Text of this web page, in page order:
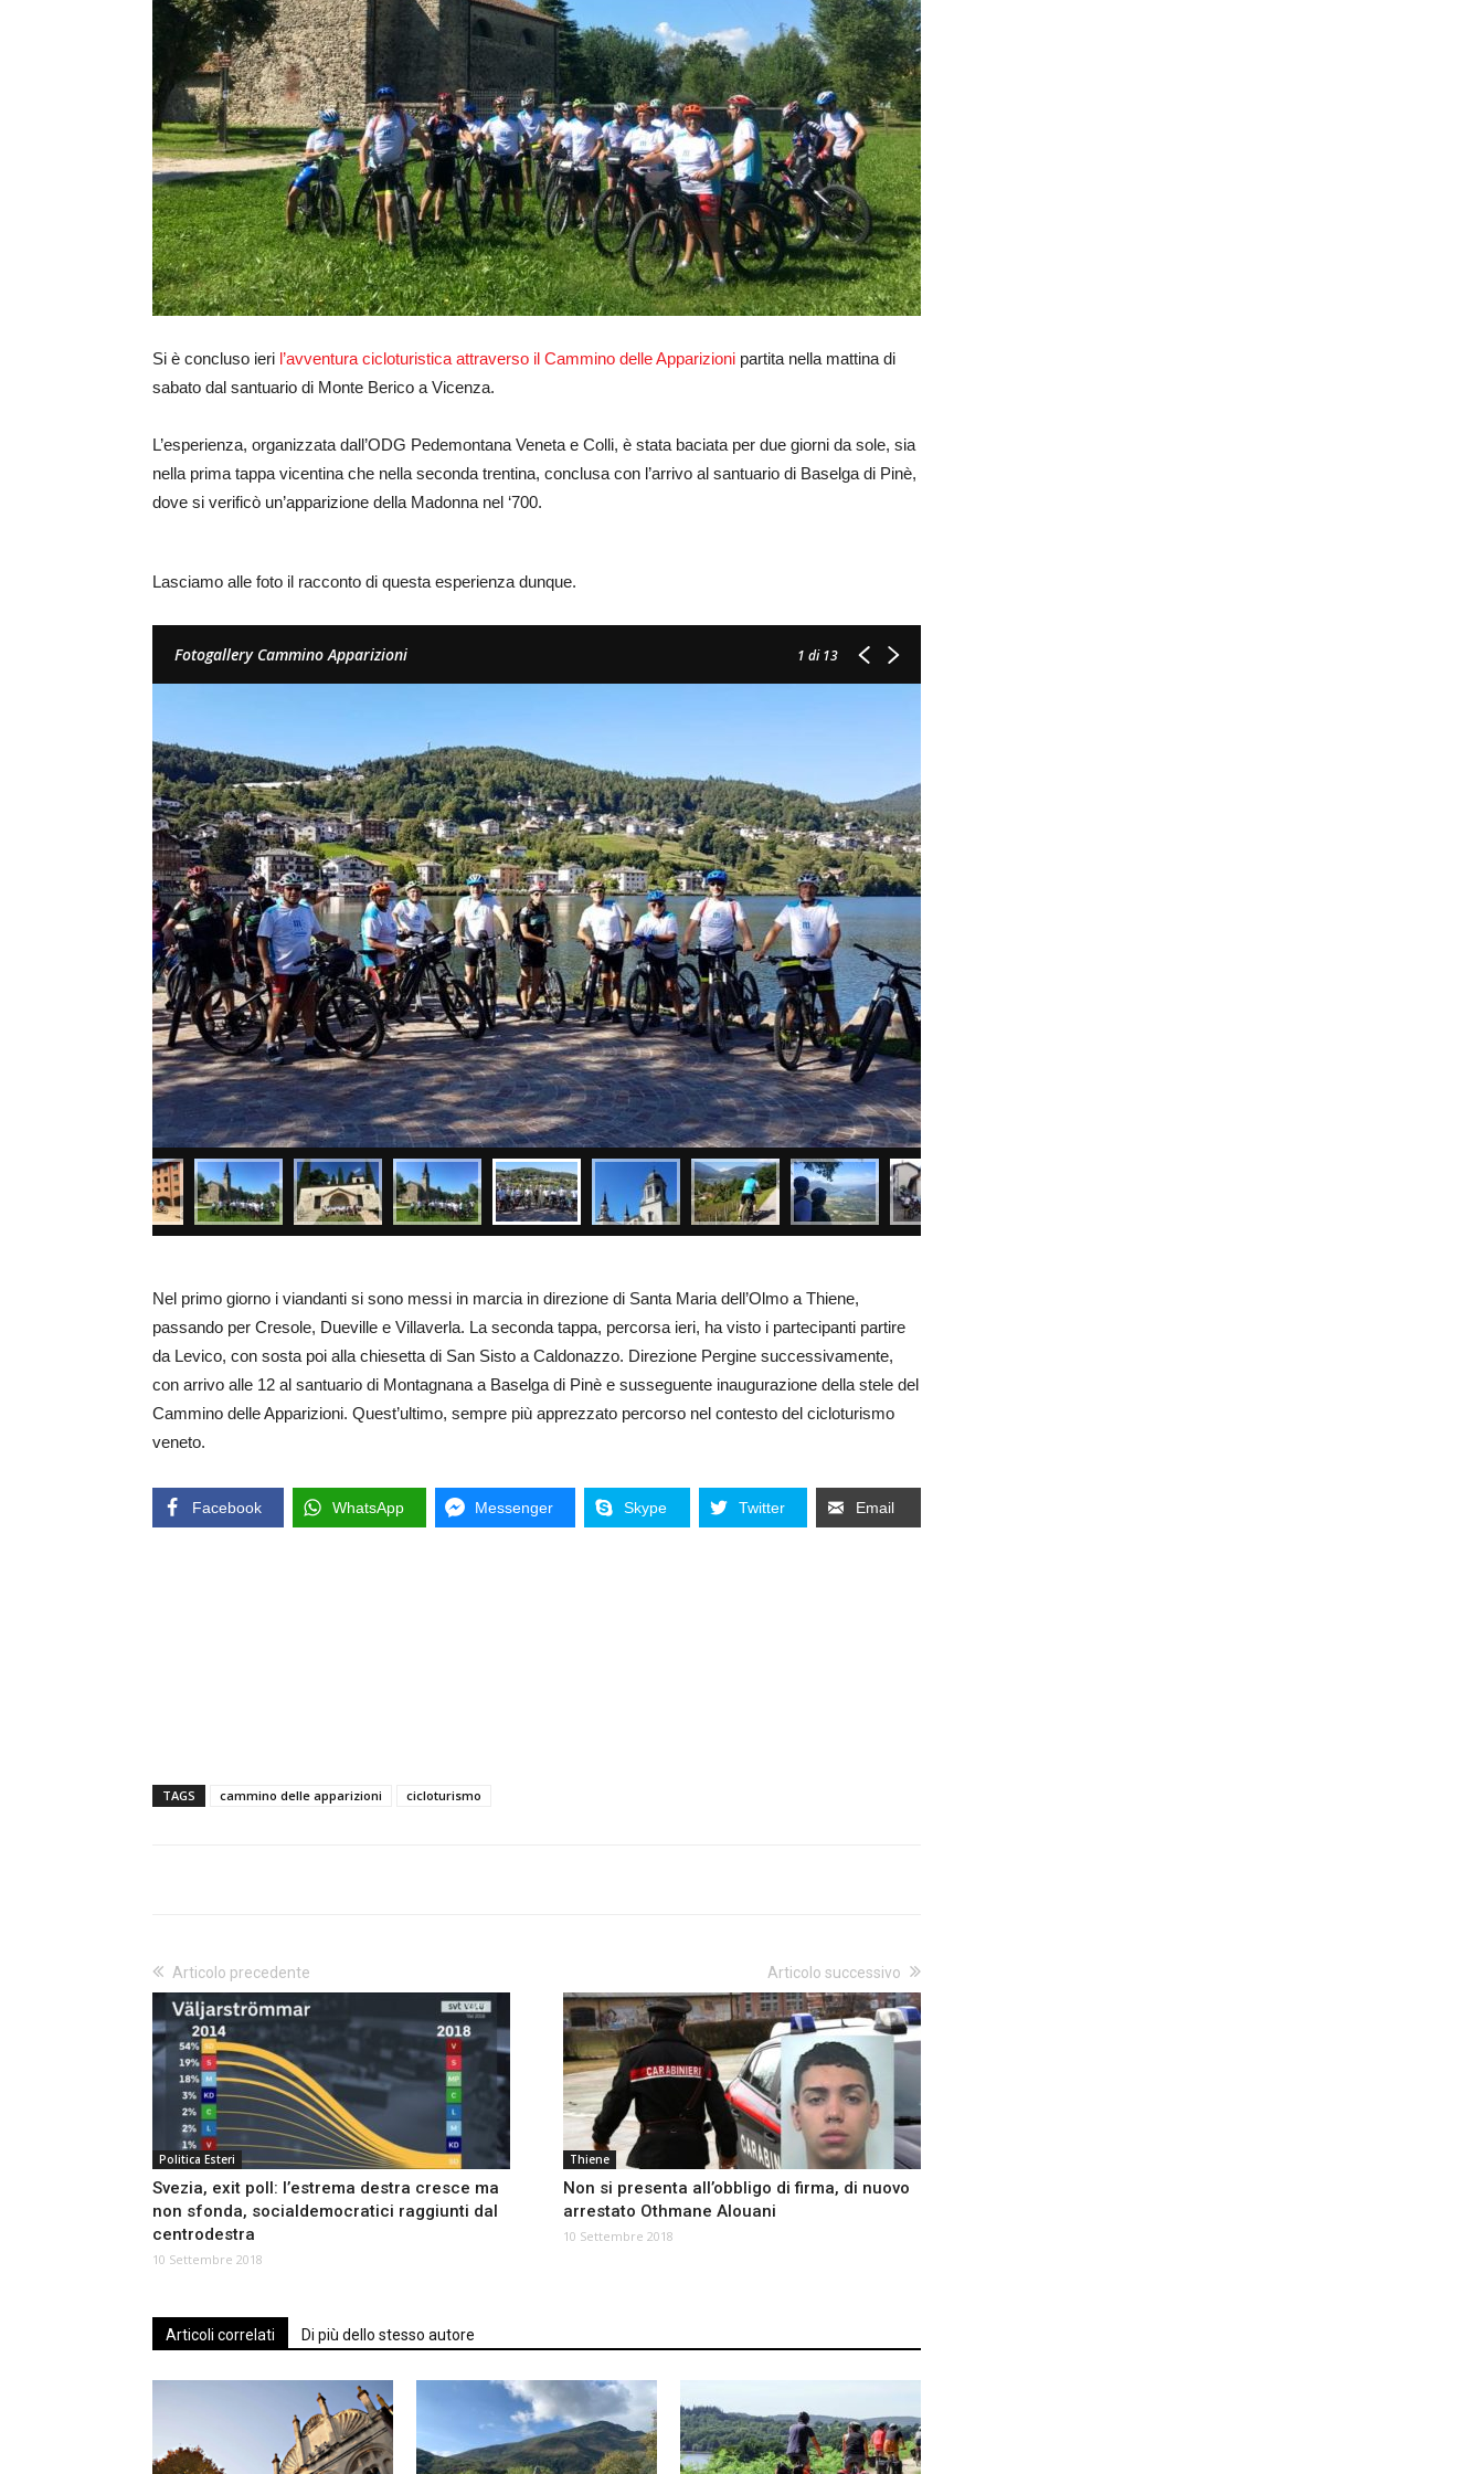
Si è concluso ieri l’avventura cicloturistica attraverso il Cammino delle Apparizioni partita nella mattina di
sabato dal santuario di Monte Berico a Vicenza.
L’esperienza, organizzata dall’ODG Pedemontana Veneta e Colli, è stata baciata per due giorni da sole, sia
nella prima tappa vicentina che nella seconda trentina, conclusa con l’arrivo al santuario di Baselga di Pinè,
dove si verificò un’apparizione della Madonna nel ‘700.
Lasciamo alle foto il racconto di questa esperienza dunque.
Fotogallery Cammino Apparizioni 1 di 13
Nel primo giorno i viandanti si sono messi in marcia in direzione di Santa Maria dell’Olmo a Thiene,
passando per Cresole, Dueville e Villaverla. La seconda tappa, percorsa ieri, ha visto i partecipanti partire
da Levico, con sosta poi alla chiesetta di San Sisto a Caldonazzo. Direzione Pergine successivamente,
con arrivo alle 12 al santuario di Montagnana a Baselga di Pinè e susseguente inaugurazione della stele del
Cammino delle Apparizioni. Quest’ultimo, sempre più apprezzato percorso nel contesto del cicloturismo
veneto.
Facebook WhatsApp Messenger Skype Twitter Email
TAGS cammino delle apparizioni cicloturismo
Articolo precedente
Politica Esteri
Svezia, exit poll: lʼestrema destra cresce ma
non sfonda, socialdemocratici raggiunti dal
centrodestra
10 Settembre 2018
Articolo successivo
Thiene
Non si presenta all’obbligo di firma, di nuovo
arrestato Othmane Alouani
10 Settembre 2018
Articoli correlati Di più dello stesso autore